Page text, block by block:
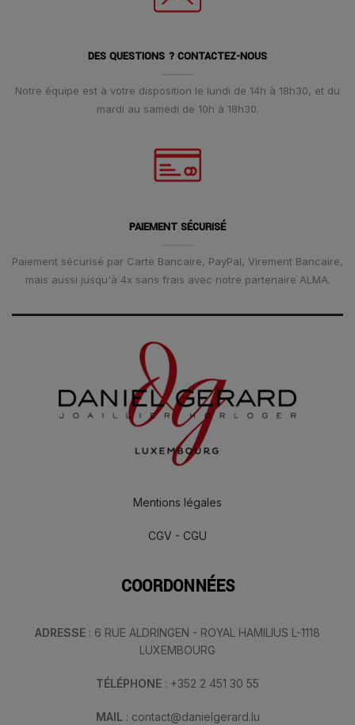
DES QUESTIONS ? CONTACTEZ-NOUS
Notre équipe est à votre disposition le lundi de 14h à 18h30, et du
mardi au samedi de 10h à 18h30.
PAIEMENT SÉCURISÉ
Paiement sécurisé par Carte Bancaire, PayPal, Virement Bancaire,
mais aussi jusqu'à 4x sans frais avec notre partenaire ALMA.
Mentions légales
CGV - CGU
COORDONNÉES
ADRESSE : 6 RUE ALDRINGEN - ROYAL HAMILIUS L-1118
LUXEMBOURG
TÉLÉPHONE : +352 2 451 30 55
MAIL : contact@danielgerard.lu